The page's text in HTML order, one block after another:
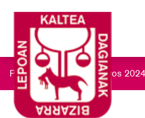
Presupuestos Participativos 2024